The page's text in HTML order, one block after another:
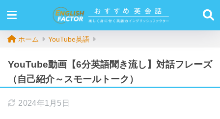
ホーム YouTube英語
YouTube動画【6分英語聞き流し】対話フレーズ
（自己紹介～スモールトーク）
2024年1月5日